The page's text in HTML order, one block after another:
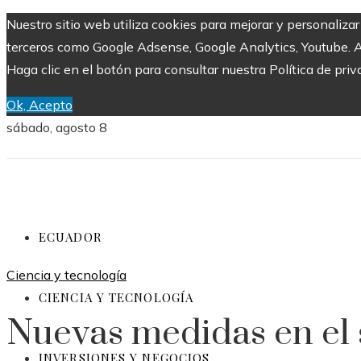
Nuestro sitio web utiliza cookies para mejorar y
terceros como Google Adsense, Google Analytics,
Haga clic en el botón para consultar nuestra Política de
Ok, Acepto
sábado, agosto 8
ECUADOR
CIENCIA Y TECNOLOGÍA
INVERSIONES Y NEGOCIOS
Ciencia y tecnología
Nuevas medidas en